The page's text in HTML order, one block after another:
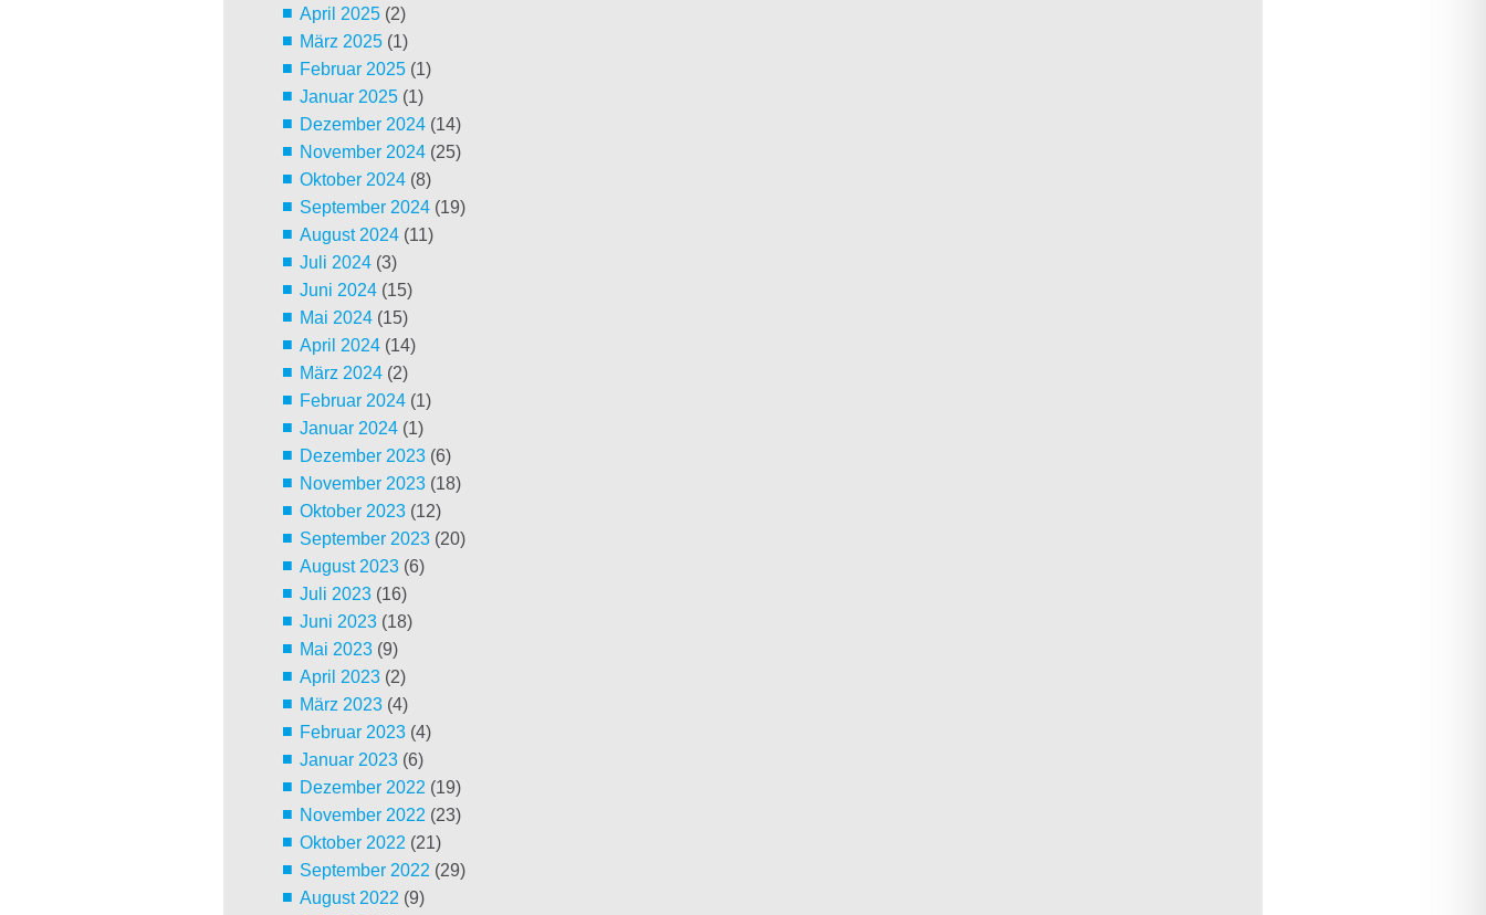
April 2025(2)
März 2025(1)
Februar 2025(1)
Januar 2025(1)
Dezember 2024(14)
November 2024(25)
Oktober 2024(8)
September 2024(19)
August 2024(11)
Juli 2024(3)
Juni 2024(15)
Mai 2024(15)
April 2024(14)
März 2024(2)
Februar 2024(1)
Januar 2024(1)
Dezember 2023(6)
November 2023(18)
Oktober 2023(12)
September 2023(20)
August 2023(6)
Juli 2023(16)
Juni 2023(18)
Mai 2023(9)
April 2023(2)
März 2023(4)
Februar 2023(4)
Januar 2023(6)
Dezember 2022 (19)
November 2022 (23)
Oktober 2022 (21)
September 2022 (29)
August 2022 (9)